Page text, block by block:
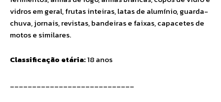
vidros em geral, frutas inteiras, latas de alumínio, guarda-
chuva, jornais, revistas, bandeiras e faixas, capacetes de
motos e similares.
Classificação etária:18 anos
____________________________